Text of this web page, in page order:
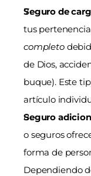
Seguro de
tus
completo
de Dios,
buque). Este
artículo
Seguro
o seguros
forma de
Dependiendo